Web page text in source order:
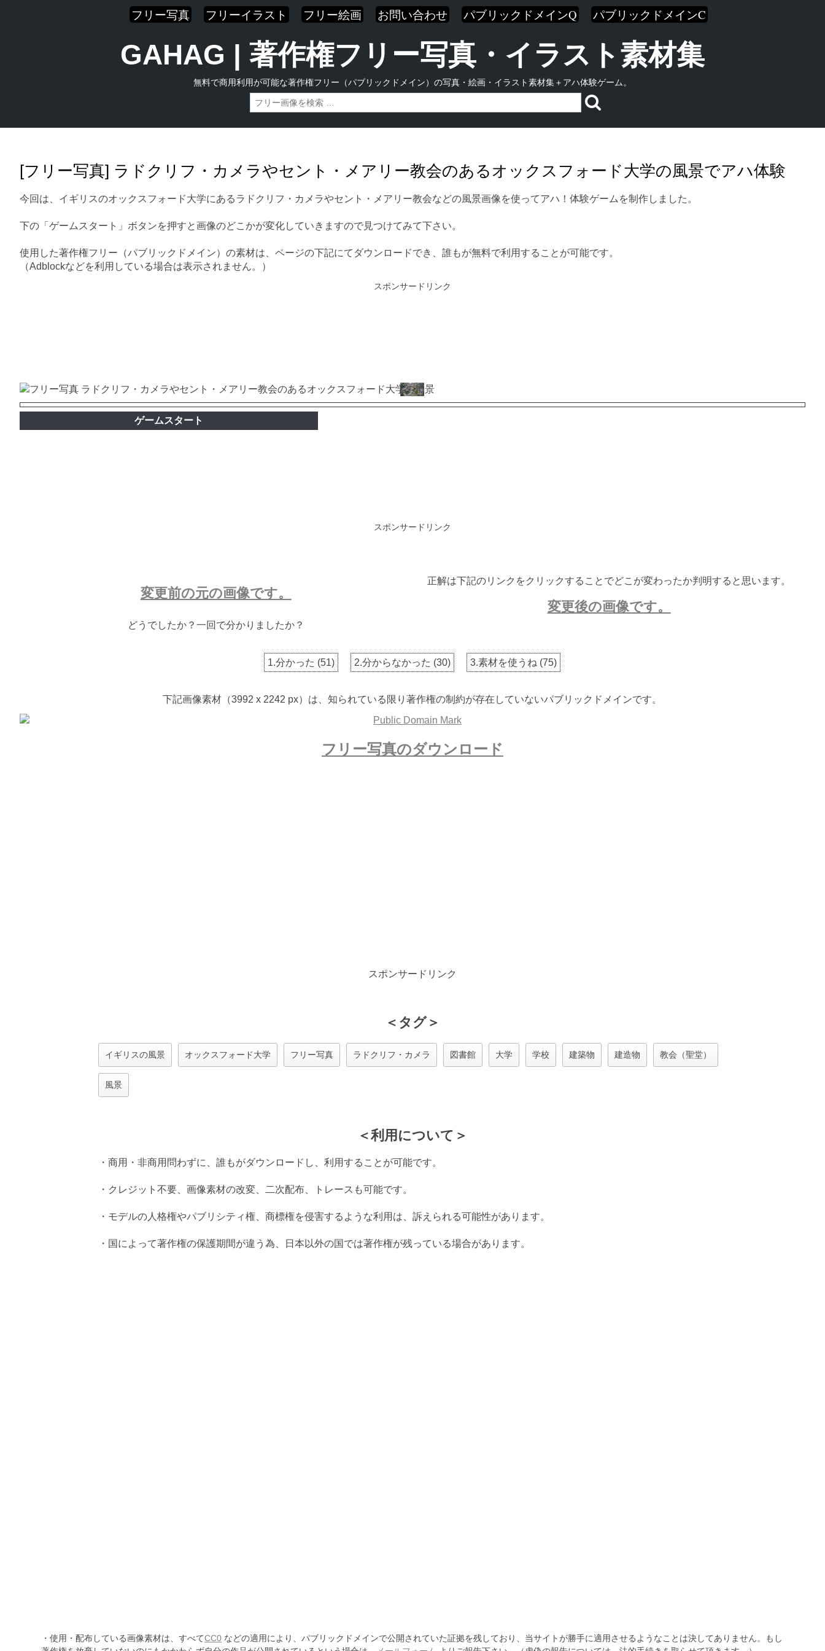
フリー写真 フリーイラスト フリー絵画 お問い合わせ パブリックドメインQ パブリックドメインC
GAHAG | 著作権フリー写真・イラスト素材集
無料で商用利用が可能な著作権フリー（パブリックドメイン）の写真・絵画・イラスト素材集＋アハ体験ゲーム。
[フリー写真] ラドクリフ・カメラやセント・メアリー教会のあるオックスフォード大学の風景でアハ体験
今回は、イギリスのオックスフォード大学にあるラドクリフ・カメラやセント・メアリー教会などの風景画像を使ってアハ！体験ゲームを制作しました。
下の「ゲームスタート」ボタンを押すと画像のどこかが変化していきますので見つけてみて下さい。
使用した著作権フリー（パブリックドメイン）の素材は、ページの下記にてダウンロードでき、誰もが無料で利用することが可能です。
（Adblockなどを利用している場合は表示されません。）
スポンサードリンク
ゲームスタート
スポンサードリンク
正解は下記のリンクをクリックすることでどこが変わったか判明すると思います。
変更前の元の画像です。
変更後の画像です。
どうでしたか？一回で分かりましたか？
1.分かった (51) 2.分からなかった (30) 3.素材を使うね (75)
下記画像素材（3992 x 2242 px）は、知られている限り著作権の制約が存在していないパブリックドメインです。
フリー写真のダウンロード
スポンサードリンク
＜タグ＞
イギリスの風景 オックスフォード大学 フリー写真 ラドクリフ・カメラ 図書館 大学 学校 建築物 建造物 教会（聖堂）
風景
＜利用について＞
・商用・非商用問わずに、誰もがダウンロードし、利用することが可能です。
・クレジット不要、画像素材の改変、二次配布、トレースも可能です。
・モデルの人格権やパブリシティ権、商標権を侵害するような利用は、訴えられる可能性があります。
・国によって著作権の保護期間が違う為、日本以外の国では著作権が残っている場合があります。
・使用・配布している画像素材は、すべてCC0 などの適用により、パブリックドメインで公開されていた証拠を残しており、当サイトが勝手に適用させるようなことは決してありません。もし